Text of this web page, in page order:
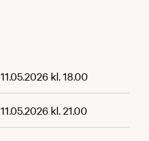
11.05.2026 kl. 18.00
11.05.2026 kl. 21.00